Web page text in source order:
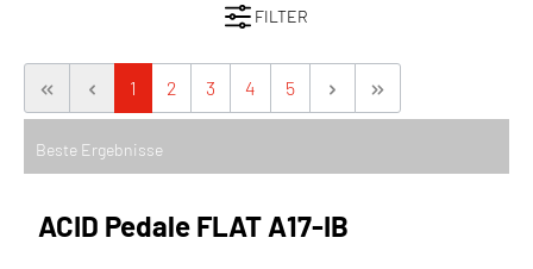
FILTER
1 2 3 4 5
ACID Pedale FLAT A17-IB